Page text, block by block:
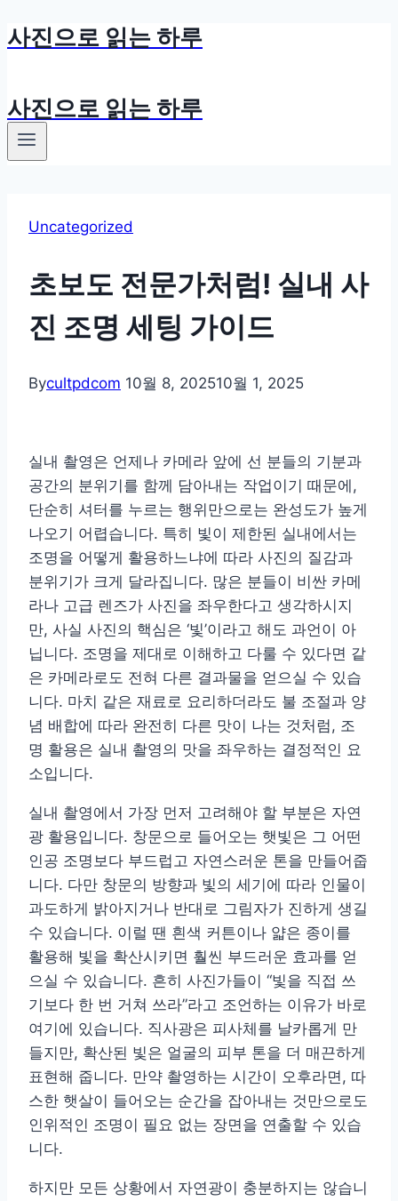
Skip
사진으로 읽는 하루
사진으로 읽는 하루
Uncategorized
초보도 전문가처럼! 실내 사
진 조명 세팅 가이드
Bycultpdcom 10월 8, 202510월 1, 2025
실내 촬영은 언제나 카메라 앞에 선 분들의 기분과
공간의 분위기를 함께 담아내는 작업이기 때문에,
단순히 셔터를 누르는 행위만으로는 완성도가 높게
나오기 어렵습니다. 특히 빛이 제한된 실내에서는
조명을 어떻게 활용하느냐에 따라 사진의 질감과
분위기가 크게 달라집니다. 많은 분들이 비싼 카메
라나 고급 렌즈가 사진을 좌우한다고 생각하시지
만, 사실 사진의 핵심은 ‘빛’이라고 해도 과언이 아
닙니다. 조명을 제대로 이해하고 다룰 수 있다면 같
은 카메라로도 전혀 다른 결과물을 얻으실 수 있습
니다. 마치 같은 재료로 요리하더라도 불 조절과 양
념 배합에 따라 완전히 다른 맛이 나는 것처럼, 조
명 활용은 실내 촬영의 맛을 좌우하는 결정적인 요
소입니다.
실내 촬영에서 가장 먼저 고려해야 할 부분은 자연
광 활용입니다. 창문으로 들어오는 햇빛은 그 어떤
인공 조명보다 부드럽고 자연스러운 톤을 만들어줍
니다. 다만 창문의 방향과 빛의 세기에 따라 인물이
과도하게 밝아지거나 반대로 그림자가 진하게 생길
수 있습니다. 이럴 땐 흰색 커튼이나 얇은 종이를
활용해 빛을 확산시키면 훨씬 부드러운 효과를 얻
으실 수 있습니다. 흔히 사진가들이 “빛을 직접 쓰
기보다 한 번 거쳐 쓰라”라고 조언하는 이유가 바로
여기에 있습니다. 직사광은 피사체를 날카롭게 만
들지만, 확산된 빛은 얼굴의 피부 톤을 더 매끈하게
표현해 줍니다. 만약 촬영하는 시간이 오후라면, 따
스한 햇살이 들어오는 순간을 잡아내는 것만으로도
인위적인 조명이 필요 없는 장면을 연출할 수 있습
니다.
하지만 모든 상황에서 자연광이 충분하지는 않습니